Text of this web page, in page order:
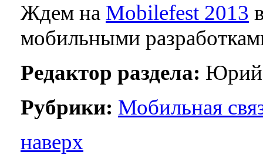
Ждем на Mobilefest 2013
мобильными
Редактор раздела: Юрий
Рубрики: Мобильная
наверх